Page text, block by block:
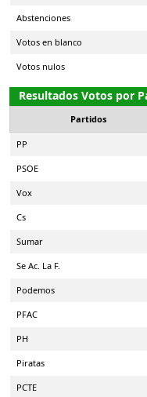
Abstenciones
Votos en blanco
Votos nulos
Resultados Votos por
Partidos
PP
PSOE
Vox
Cs
Sumar
Se Ac. La F.
Podemos
PFAC
PH
Piratas
PCTE